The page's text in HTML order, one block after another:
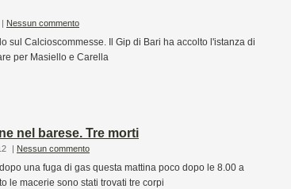
| Nessun commento
sul Calcioscommesse. Il Gip di Bari ha accolto l'istanza di
per Masiello e Carella
nel barese. Tre morti
| Nessun commento
una fuga di gas questa mattina poco dopo le 8.00 a
le macerie sono stati trovati tre corpi